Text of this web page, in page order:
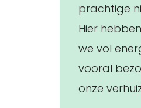
prachtige
Hier
we vol
vooral
onze